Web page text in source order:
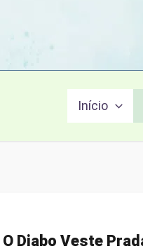
Início
O Diabo Veste